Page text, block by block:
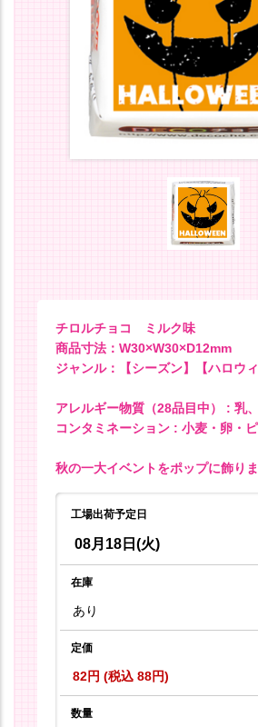
チロルチョコ ミルク味
商品寸法：W30×W30×D12mm
ジャンル：【シーズン】【ハロウィ
アレルギー物質（28品目中） : 乳
コンタミネーション : 小麦・卵・
秋の一大イベントをポップに飾りま
工場出荷予定日
08月18日(火)
在庫
あり
定価
82円 (税込 88円)
数量